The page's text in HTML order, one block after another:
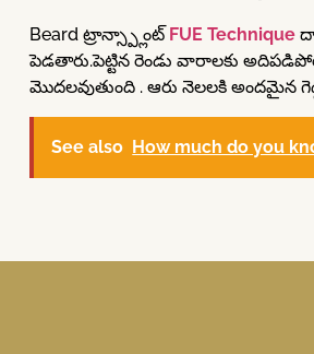
Beard ట్రాన్స్ప్లాంట్FUE Technique
పెడతారు.పెట్టిన రెండు వారాలకు అదిపడిపోయి
మొదలవుతుంది . ఆరు నెలలకి అందమైన
See also How much do you